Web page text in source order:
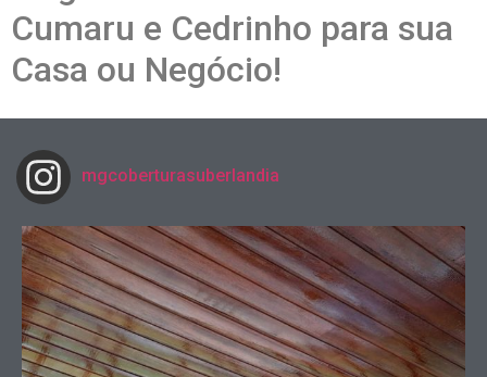
Cumaru e Cedrinho para sua
Casa ou Negócio!
mgcoberturasuberlandia